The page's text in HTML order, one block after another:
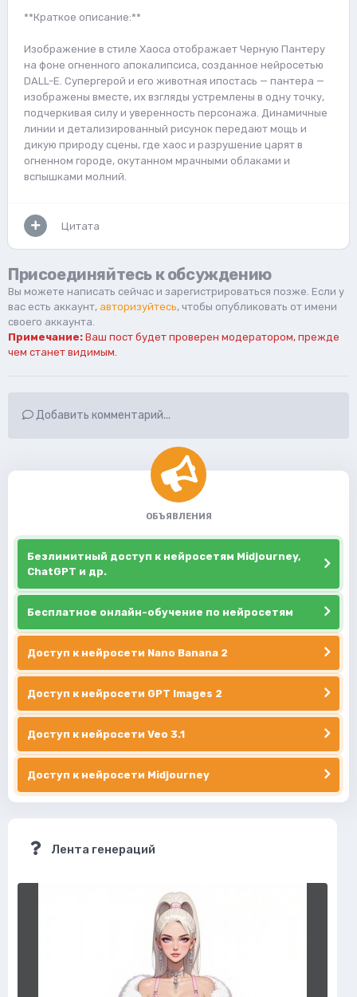
**Краткое описание:**
Изображение в стиле Хаоса отображает Черную Пантеру
на фоне огненного апокалипсиса, созданное нейросетью
DALL-E. Супергерой и его животная ипостась — пантера —
изображены вместе, их взгляды устремлены в одну точку,
подчеркивая силу и уверенность персонажа. Динамичные
линии и детализированный рисунок передают мощь и
дикую природу сцены, где хаос и разрушение царят в
огненном городе, окутанном мрачными облаками и
вспышками молний.
Цитата
Присоединяйтесь к обсуждению
Вы можете написать сейчас и зарегистрироваться позже. Если у
вас есть аккаунт, авторизуйтесь, чтобы опубликовать от имени
своего аккаунта.
Примечание: Ваш пост будет проверен модератором, прежде
чем станет видимым.
Добавить комментарий...
ОБЪЯВЛЕНИЯ
Безлимитный доступ к нейросетям Midjourney,
ChatGPT и др.
Бесплатное онлайн-обучение по нейросетям
Доступ к нейросети Nano Banana 2
Доступ к нейросети GPT Images 2
Доступ к нейросети Veo 3.1
Доступ к нейросети Midjourney
Лента генераций